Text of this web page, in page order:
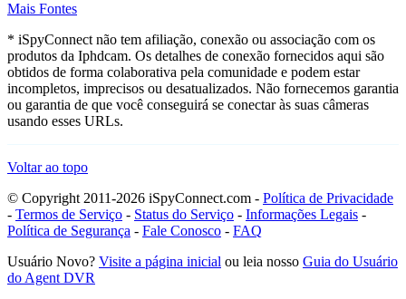
Mais Fontes
* iSpyConnect não tem afiliação, conexão ou associação com os
produtos da Iphdcam. Os detalhes de conexão fornecidos aqui são
obtidos de forma colaborativa pela comunidade e podem estar
incompletos, imprecisos ou desatualizados. Não fornecemos garantia
ou garantia de que você conseguirá se conectar às suas câmeras
usando esses URLs.
Voltar ao topo
© Copyright 2011-2026 iSpyConnect.com - Política de Privacidade
- Termos de Serviço - Status do Serviço - Informações Legais -
Política de Segurança - Fale Conosco - FAQ
Usuário Novo? Visite a página inicial ou leia nosso Guia do Usuário
do Agent DVR